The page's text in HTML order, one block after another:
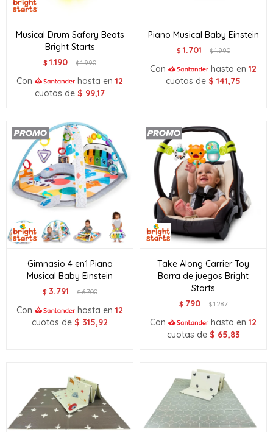
Musical Drum Safary Beats
Bright Starts
$ 1.190 $1.990
Con hasta en 12
cuotas de $ 99,17
Piano Musical Baby Einstein
$ 1.701 $1.990
Con hasta en 12
cuotas de $ 141,75
Gimnasio 4 en1 Piano
Musical Baby Einstein
$ 3.791 $6.700
Con hasta en 12
cuotas de $ 315,92
Take Along Carrier Toy
Barra de juegos Bright
Starts
$ 790 $1.287
Con hasta en 12
cuotas de $ 65,83